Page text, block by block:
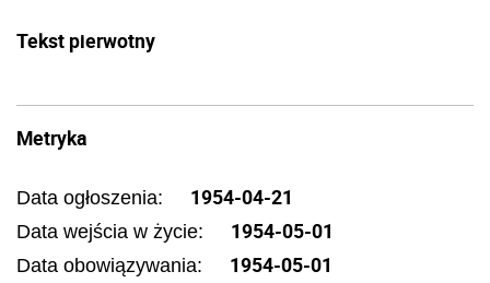
Tekst pierwotny
Metryka
Data ogłoszenia: 1954-04-21
Data wejścia w życie: 1954-05-01
Data obowiązywania: 1954-05-01